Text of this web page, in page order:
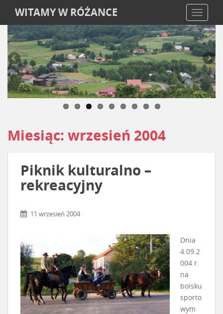
WITAMY W RÓŻANCE
Miesiąc: wrzesień 2004
Piknik kulturalno –
rekreacyjny
11 wrzesień 2004
Dnia
4.09.2
004 r.
na
boisku
sporto
wym